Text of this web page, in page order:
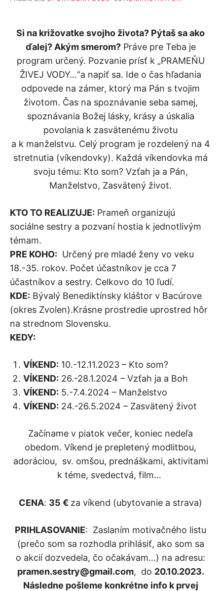
Si na križovatke svojho života? Pýtaš sa ako
ďalej? Akým smerom?Práve pre Teba je
program určený. Pozvanie prísť k „PRAMEŇU
ŽIVEJ VODY…“a napiť sa. Ide o čas hľadania
odpovede na zámer, ktorý ma Pán s tvojim
životom. Čas na spoznávanie seba samej,
spoznávania Božej lásky, krásy a úskalia
povolania k zasvätenému životu
a k manželstvu. Celý program je rozdelený na 4
stretnutia (víkendovky). Každá víkendovka má
svoju tému: Kto som? Vzťah ja a Pán,
Manželstvo, Zasvätený život.
KTO TO REALIZUJE: Prameň organizujú
sociálne sestry a pozvaní hostia k jednotlivým
témam.
PRE KOHO: Určený pre mladé ženy vo veku
18.-35. rokov. Počet účastníkov je cca 7
účastníkov a sestry. Celkovo do 10 ľudí.
KDE: Bývalý Benediktínsky kláštor v Bacúrove
(okres Zvolen).Krásne prostredie uprostred hôr
na strednom Slovensku.
KEDY:
VÍKEND: 10.-12.11.2023 – Kto som?
VÍKEND: 26.-28.1.2024 – Vzťah ja a Boh
VÍKEND: 5.-7.4.2024 – Manželstvo
VÍKEND: 24.-26.5.2024 – Zasvätený život
Začíname v piatok večer, koniec nedeľa
obedom. Víkend je prepletený modlitbou,
adoráciou, sv. omšou, prednáškami, aktivitami
k téme, svedectvá, film…
CENA: 35 € za víkend (ubytovanie a strava)
PRIHLASOVANIE: Zaslaním motivačného listu
(prečo som sa rozhodla prihlásiť, ako som sa
o akcií dozvedela, čo očakávam…) na adresu:
pramen.sestry@gmail.com, do 20.10.2023.
Následne pošleme konkrétne info k prvej